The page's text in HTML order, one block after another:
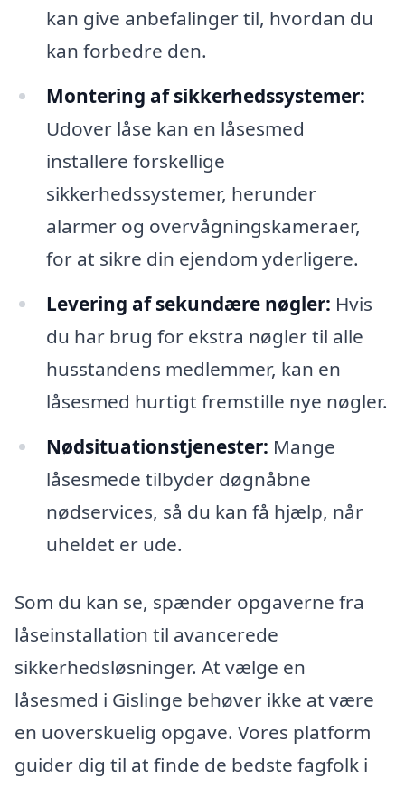
kan give anbefalinger til, hvordan du
kan forbedre den.
Montering af sikkerhedssystemer:
Udover låse kan en låsesmed
installere forskellige
sikkerhedssystemer, herunder
alarmer og overvågningskameraer,
for at sikre din ejendom yderligere.
Levering af sekundære nøgler: Hvis
du har brug for ekstra nøgler til alle
husstandens medlemmer, kan en
låsesmed hurtigt fremstille nye nøgler.
Nødsituationstjenester: Mange
låsesmede tilbyder døgnåbne
nødservices, så du kan få hjælp, når
uheldet er ude.
Som du kan se, spænder opgaverne fra
låseinstallation til avancerede
sikkerhedsløsninger. At vælge en
låsesmed i Gislinge behøver ikke at være
en uoverskuelig opgave. Vores platform
guider dig til at finde de bedste fagfolk i